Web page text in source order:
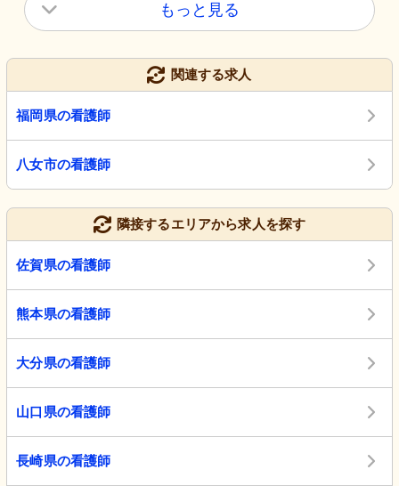
もっと見る
関連する求人
福岡県の看護師
八女市の看護師
隣接するエリアから求人を探す
佐賀県の看護師
熊本県の看護師
大分県の看護師
山口県の看護師
長崎県の看護師